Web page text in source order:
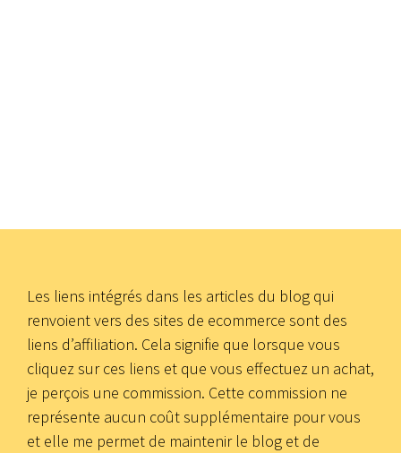
Les liens intégrés dans les articles du blog qui
renvoient vers des sites de ecommerce sont des
liens d’affiliation. Cela signifie que lorsque vous
cliquez sur ces liens et que vous effectuez un achat,
je perçois une commission. Cette commission ne
représente aucun coût supplémentaire pour vous
et elle me permet de maintenir le blog et de